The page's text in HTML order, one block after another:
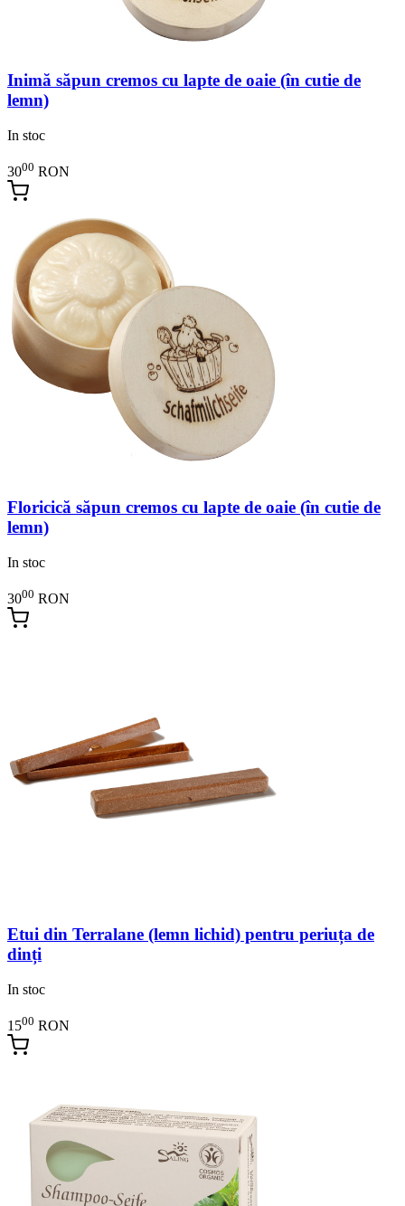
Inimă săpun cremos cu lapte de oaie (în cutie de
lemn)
In stoc
3000 RON
Floricică săpun cremos cu lapte de oaie (în cutie de
lemn)
In stoc
3000 RON
Etui din Terralane (lemn lichid) pentru periuța de
dinți
In stoc
1500 RON